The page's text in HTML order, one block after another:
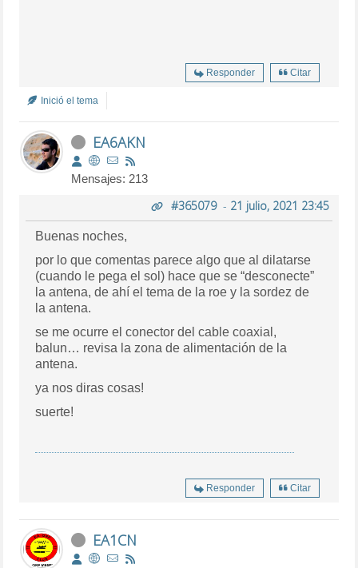
Responder Citar
Inició el tema
EA6AKN
Mensajes: 213
#365079- 21 julio, 2021 23:45
Buenas noches,
por lo que comentas parece algo que al dilatarse
(cuando le pega el sol) hace que se “desconecte”
la antena, de ahí el tema de la roe y la sordez de
la antena.
se me ocurre el conector del cable coaxial,
balun… revisa la zona de alimentación de la
antena.
ya nos diras cosas!
suerte!
Responder Citar
EA1CN